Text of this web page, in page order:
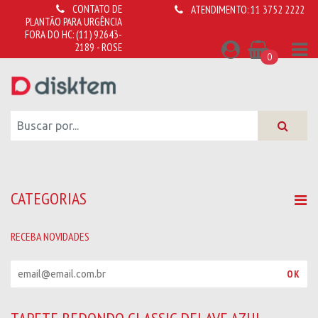
CONTATO DE
PLANTÃO PARA URGÊNCIA
FORA DO HC:(11) 92643-
2189 - ROSE
ATENDIMENTO:11 3752 2222
0
CATEGORIAS
RECEBA NOVIDADES
OK